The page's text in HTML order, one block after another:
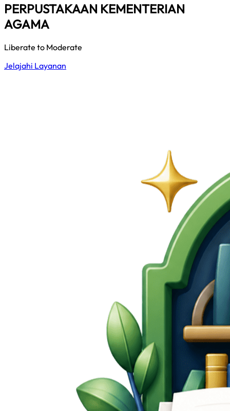
PERPUSTAKAAN KEMENTERIAN
AGAMA
Liberate to Moderate
Jelajahi Layanan